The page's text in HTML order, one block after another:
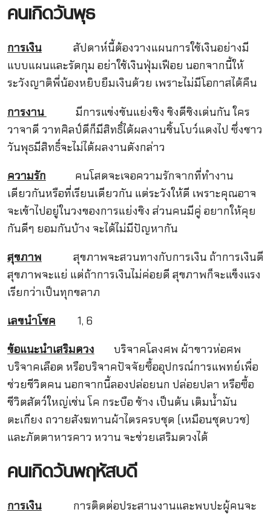
คนเกิดวันพุธ
การเงินสัปดาห์นี้ต้องวางแผนการใช้เงินอย่างมี
แบบแผนและรัดกุม อย่าใช้เงินฟุ่มเฟือย นอกจากนี้ให้
ระวังญาติพี่น้องหยิบยืมเงินด้วย เพราะไม่มีโอกาสได้คืน
การงาน
มีการแข่งขันแย่งชิง ชิงดีชิงเด่นกัน ใคร
วาจาดี วาทศิลป์ดีก็มีสิทธิ์ได้ผลงานชิ้นโบว์แดงไป ซึ่งชาว
วันพุธมีสิทธิ์จะไม่ได้ผลงานดังกล่าว
ความรัก คนโสดจะเจอความรักจากที่ทำงาน
เดียวกันหรือที่เรียนเดียวกัน แต่ระวังให้ดี เพราะคุณอาจ
จะเข้าไปอยู่ในวงของการแย่งชิง ส่วนคนมีคู่ อยากให้คุย
กันดีๆ ยอมกันบ้าง จะได้ไม่มีปัญหากัน
สุขภาพ สุขภาพจะสวนทางกับการเงิน ถ้าการเงินดี
สุขภาพจะแย่ แต่ถ้าการเงินไม่ค่อยดี สุขภาพก็จะแข็งแรง
เรียกว่าเป็นทุกขลาภ
เลขนำโชค 1, 6
ข้อแนะนำเสริมดวง บริจาคโลงศพ ผ้าขาวห่อศพ
บริจาคเลือด หรือบริจาคปัจจัยซื้ออุปกรณ์การแพทย์เพื่อ
ช่วยชีวิตคน นอกจากนี้ลองปล่อยนก ปล่อยปลา หรือซื้อ
ชีวิตสัตว์ใหญ่เช่น โค กระบือ ช้าง เป็นต้น เติมน้ำมัน
ตะเกียง ถวายสังฆทานผ้าไตรครบชุด (เหมือนชุดบวช)
และภัตตาหารคาว หวาน จะช่วยเสริมดวงได้
คนเกิดวันพฤหัสบดี
การเงินการติดต่อประสานงานและพบปะผู้คนจะ